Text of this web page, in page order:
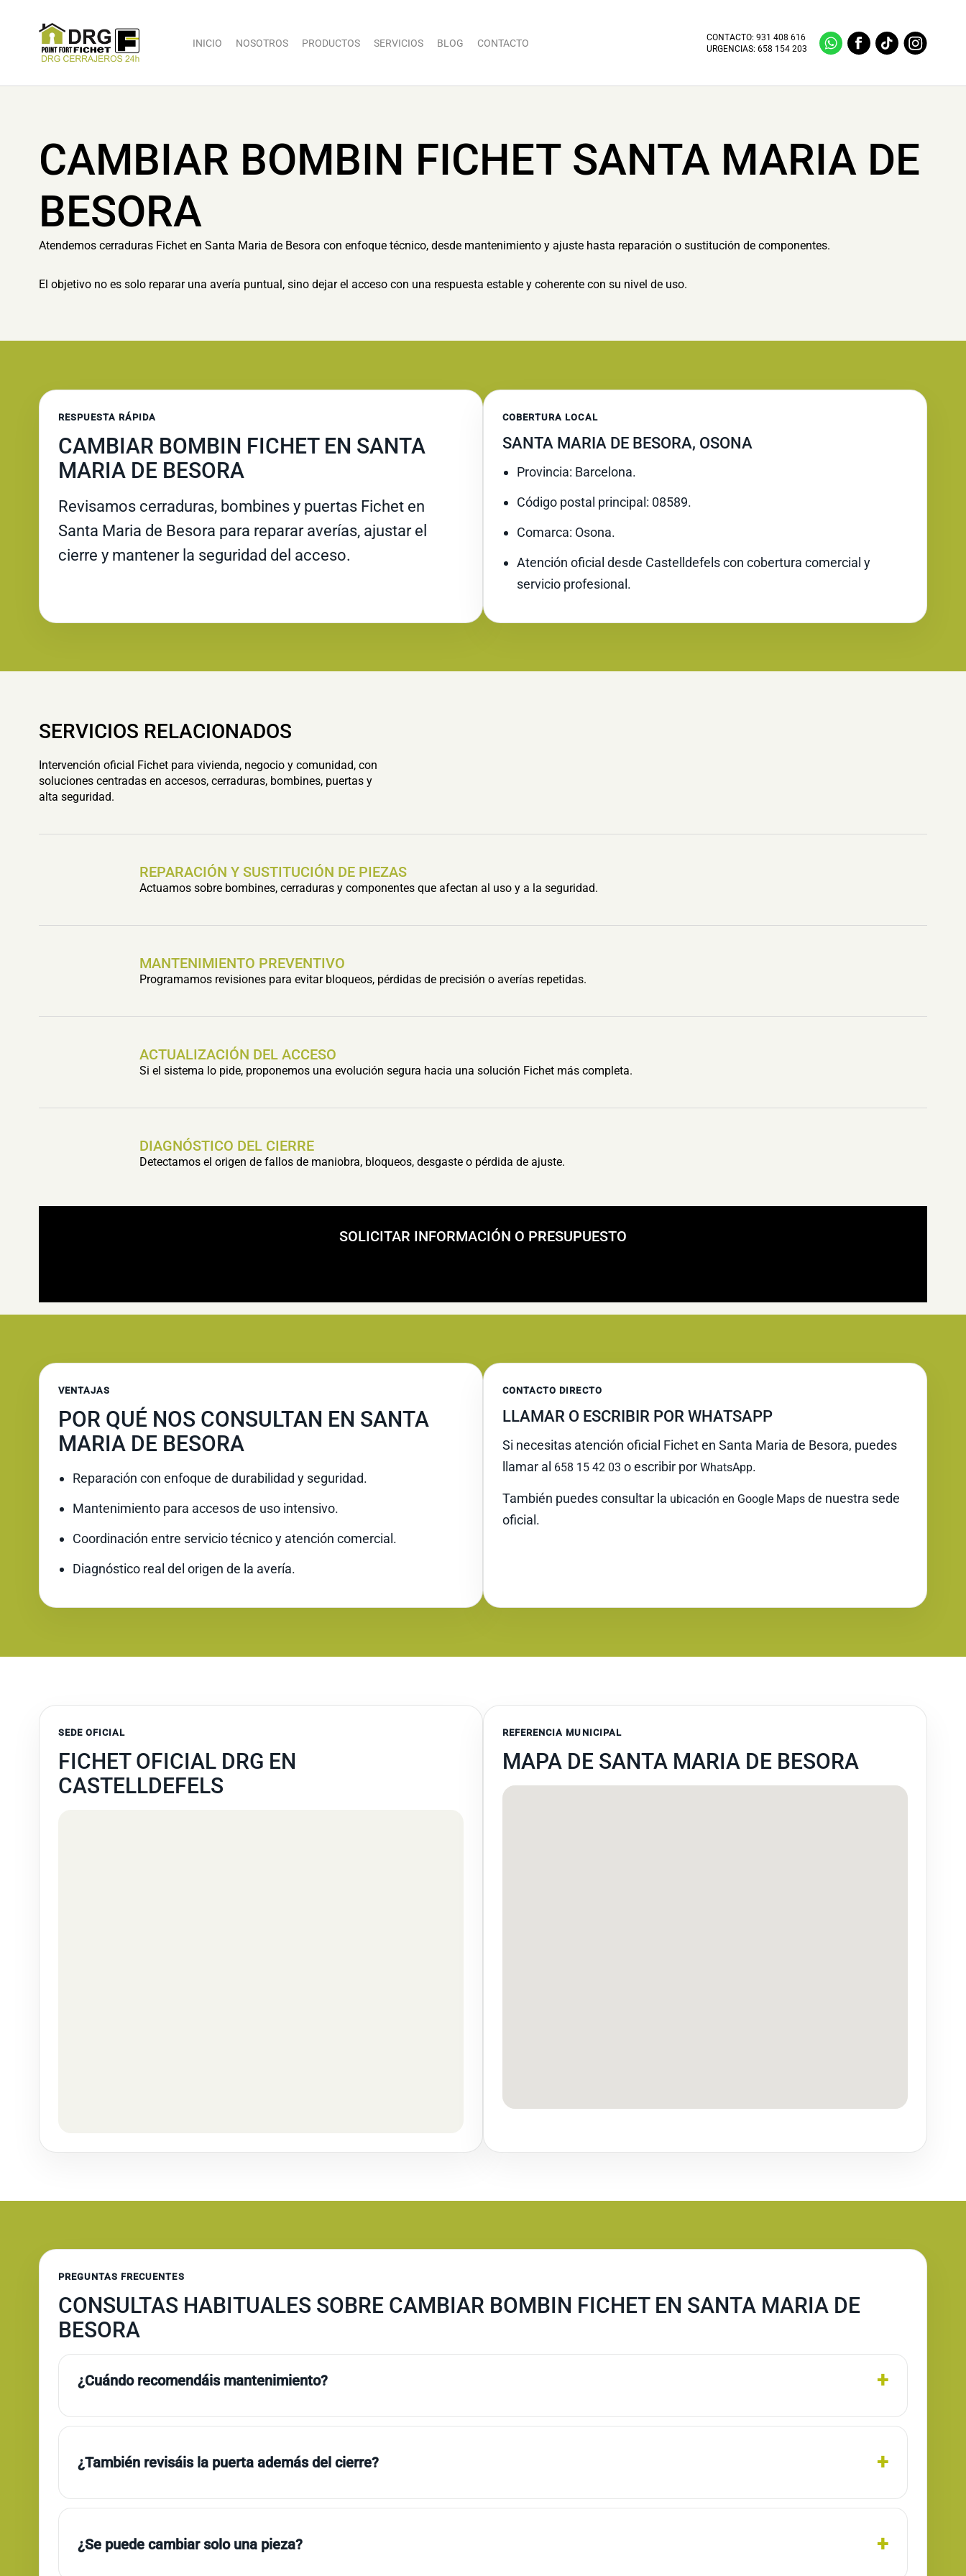
INICIO NOSOTROS PRODUCTOS SERVICIOS BLOG CONTACTO
CONTACTO:931 408 616
URGENCIAS:658 154 203
CAMBIAR BOMBIN FICHET SANTA MARIA DE
BESORA
Atendemos cerraduras Fichet en Santa Maria de Besora con enfoque técnico, desde mantenimiento y ajuste hasta reparación o sustitución de componentes.
El objetivo no es solo reparar una avería puntual, sino dejar el acceso con una respuesta estable y coherente con su nivel de uso.
RESPUESTA RÁPIDA
CAMBIAR BOMBIN FICHET EN SANTA
MARIA DE BESORA
Revisamos cerraduras, bombines y puertas Fichet en
Santa Maria de Besora para reparar averías, ajustar el
cierre y mantener la seguridad del acceso.
COBERTURA LOCAL
SANTA MARIA DE BESORA, OSONA
Provincia: Barcelona.
Código postal principal: 08589.
Comarca: Osona.
Atención oficial desde Castelldefels con cobertura comercial y
servicio profesional.
SERVICIOS RELACIONADOS
Intervención oficial Fichet para vivienda, negocio y comunidad, con
soluciones centradas en accesos, cerraduras, bombines, puertas y
alta seguridad.
REPARACIÓN Y SUSTITUCIÓN DE PIEZAS
Actuamos sobre bombines, cerraduras y componentes que afectan al uso y a la seguridad.
MANTENIMIENTO PREVENTIVO
Programamos revisiones para evitar bloqueos, pérdidas de precisión o averías repetidas.
ACTUALIZACIÓN DEL ACCESO
Si el sistema lo pide, proponemos una evolución segura hacia una solución Fichet más completa.
DIAGNÓSTICO DEL CIERRE
Detectamos el origen de fallos de maniobra, bloqueos, desgaste o pérdida de ajuste.
SOLICITAR INFORMACIÓN O PRESUPUESTO
VENTAJAS
POR QUÉ NOS CONSULTAN EN SANTA
MARIA DE BESORA
Reparación con enfoque de durabilidad y seguridad.
Mantenimiento para accesos de uso intensivo.
Coordinación entre servicio técnico y atención comercial.
Diagnóstico real del origen de la avería.
CONTACTO DIRECTO
LLAMAR O ESCRIBIR POR WHATSAPP
Si necesitas atención oficial Fichet en Santa Maria de Besora, puedes
llamar al 658 15 42 03 o escribir por WhatsApp.
También puedes consultar la ubicación en Google Maps de nuestra sede
oficial.
SEDE OFICIAL
FICHET OFICIAL DRG EN
CASTELLDEFELS
REFERENCIA MUNICIPAL
MAPA DE SANTA MARIA DE BESORA
PREGUNTAS FRECUENTES
CONSULTAS HABITUALES SOBRE CAMBIAR BOMBIN FICHET EN SANTA MARIA DE
BESORA
¿Cuándo recomendáis mantenimiento?
¿También revisáis la puerta además del cierre?
¿Se puede cambiar solo una pieza?